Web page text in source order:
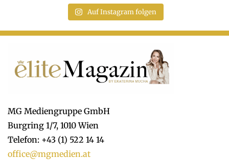
Auf Instagram folgen
MG Mediengruppe GmbH
Burgring 1/7, 1010 Wien
Telefon: +43 (1) 522 14 14
office@mgmedien.at